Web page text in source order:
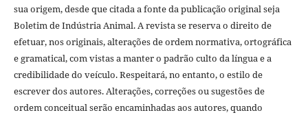
sua origem, desde que citada a fonte da publicação original seja
Boletim de Indústria Animal. A revista se reserva o direito de
efetuar, nos originais, alterações de ordem normativa, ortográfica
e gramatical, com vistas a manter o padrão culto da língua e a
credibilidade do veículo. Respeitará, no entanto, o estilo de
escrever dos autores. Alterações, correções ou sugestões de
ordem conceitual serão encaminhadas aos autores, quando